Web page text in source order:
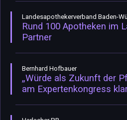
Landesapothekerverband Baden-
Rund 100 Apotheken im
Partner
Bernhard Hofbauer
„Würde als Zukunft der
am Expertenkongress